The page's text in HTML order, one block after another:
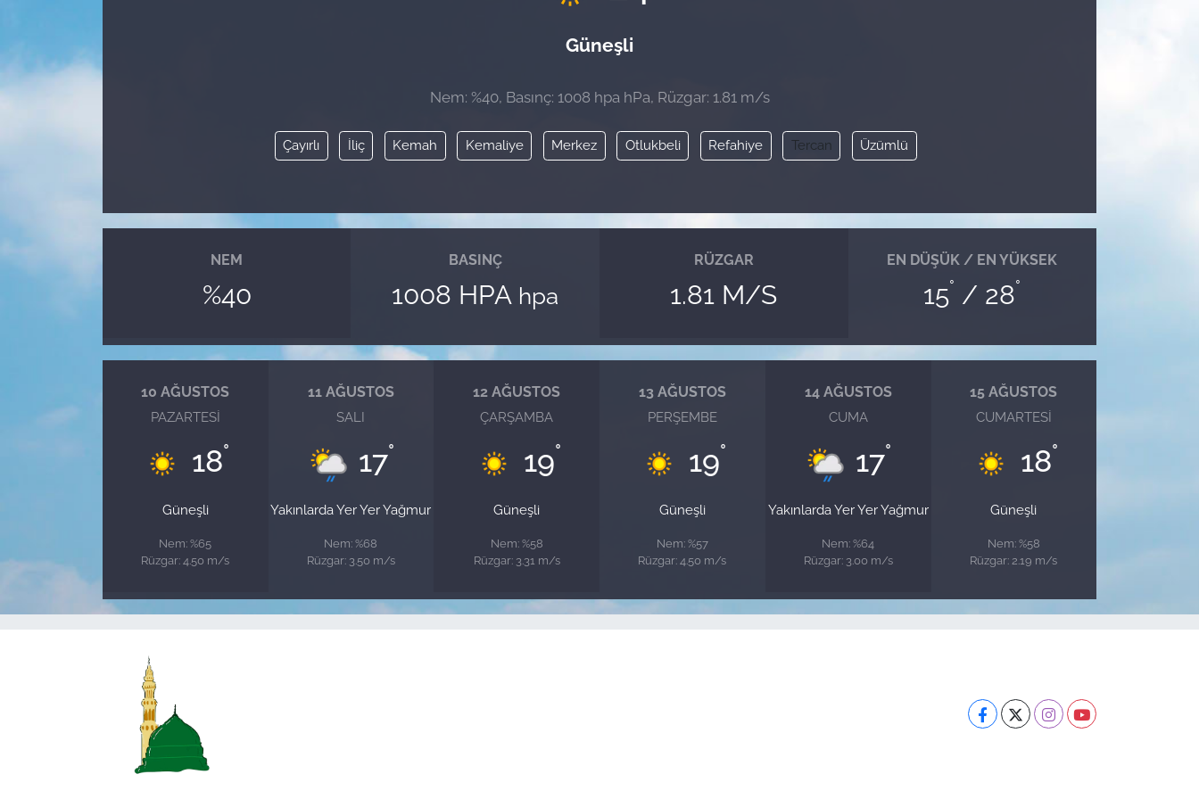
Güneşli
Nem: %40, Basınç: 1008 hpa hPa, Rüzgar: 1.81 m/s
Çayırlı İliç Kemah Kemaliye Merkez Otlukbeli Refahiye Tercan Üzümlü
NEM
%40
BASINÇ
1008 HPA hpa
RÜZGAR
1.81 M/S
EN DÜŞÜK / EN YÜKSEK
15° / 28°
10 AĞUSTOS
PAZARTESI
18°
Güneşli
Nem: %65
Rüzgar: 4.50 m/s
11 AĞUSTOS
SALI
17°
Yakınlarda Yer Yer Yağmur
Nem: %68
Rüzgar: 3.50 m/s
12 AĞUSTOS
ÇARŞAMBA
19°
Güneşli
Nem: %58
Rüzgar: 3.31 m/s
13 AĞUSTOS
PERŞEMBE
19°
Güneşli
Nem: %57
Rüzgar: 4.50 m/s
14 AĞUSTOS
CUMA
17°
Yakınlarda Yer Yer Yağmur
Nem: %64
Rüzgar: 3.00 m/s
15 AĞUSTOS
CUMARTESI
18°
Güneşli
Nem: %58
Rüzgar: 2.19 m/s